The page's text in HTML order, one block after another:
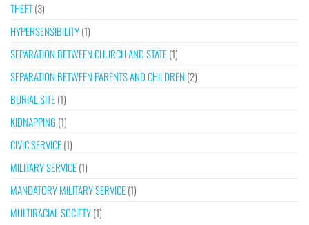
THEFT(3)
HYPERSENSIBILITY(1)
SEPARATION BETWEEN CHURCH AND STATE(1)
SEPARATION BETWEEN PARENTS AND CHILDREN (2)
BURIAL SITE(1)
KIDNAPPING (1)
CIVIC SERVICE(1)
MILITARY SERVICE(1)
MANDATORY MILITARY SERVICE(1)
MULTIRACIAL SOCIETY(1)